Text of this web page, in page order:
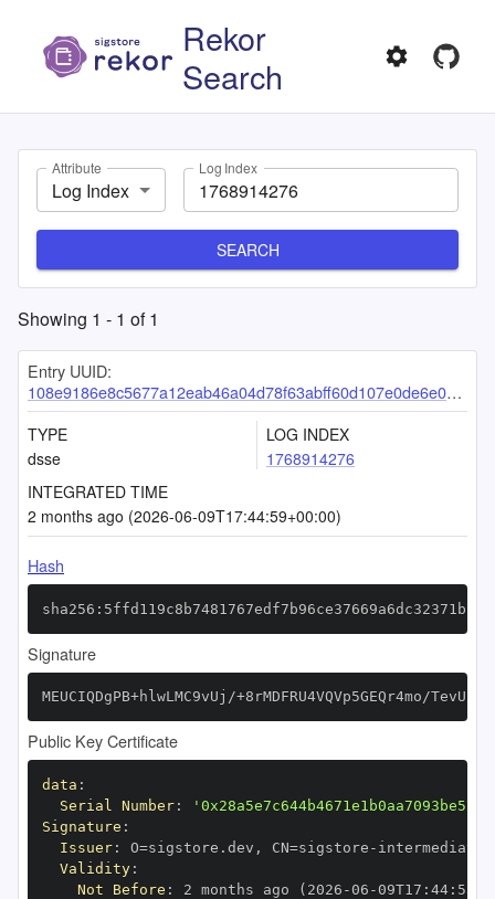
Rekor
Search
Attribute
Log Index
Log Index
SEARCH
Showing 1 - 1 of1
Entry UUID:
108e9186e8c5677a12eab46a04d78f63abff60d107e0de6e083974c9817ca447f775073a77a695a4
TYPE
dsse
LOG INDEX
1768914276
INTEGRATED TIME
2 months ago (2026-06-09T17:44:59+00:00)
Hash
Signature
MEUCIQDgPB+hlwLMC9vUj/+8rMDFRU4VQVp5GEQr4mo/
Public Key Certificate
data :
Serial Number:
Signature :
Issuer: O=sigstore.dev , CN=sigstore -
Validity:
Not Before : 2 months ago (2026 -06 -09T17 : 44: